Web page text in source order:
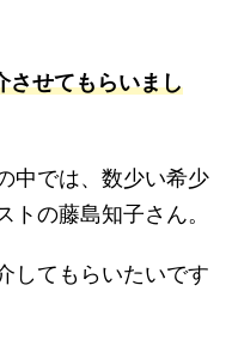
させてもらいまし
中では、数少い希少
の藤島知子さん。
してもらいたいです